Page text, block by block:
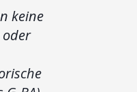
keine
oder